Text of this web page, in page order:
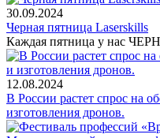
30.09.2024
Черная пятница Laserskills
Каждая пятница у нас
12.08.2024
В России растет спрос на
изготовления дронов.